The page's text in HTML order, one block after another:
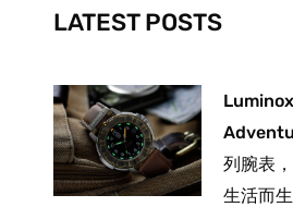
-
f
m
LATEST POSTS
列腕表
生活而生